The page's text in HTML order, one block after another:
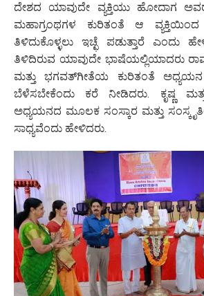
ದೇಶದ ಯಾವುದೇ ವ್ಯಕ್ತಿಯು ಹೋದಾಗ
ಮಹಾಗ್ರಂಥಗಳ ಕುರಿತಂತೆ ಆ
ತಿಳಿದುಕೊಳ್ಳಲು ಇಚ್ಛೆ ಪಡುತ್ತಾರೆ ಎಂದು
ತಿಳಿದಿರುವ ಯಾವುದೇ ಭಾಷೆಯಲ್ಲಿಯಾದರು
ಮತ್ತು ಭಗವತ್‌ಗೀತೆಯ ಕುರಿತಂತೆ ಅಧ್ಯಯನ
ಬೆಳೆಸಬೇಕೆಂದು ಕರೆ ನೀಡಿದರು. ಕೃಷ್ಣ
ಅಧ್ಯಯನದ ಮೂಲಕ ಸಂಸ್ಕಾರ ಮತ್ತು
ಸಾಧ್ಯವೆಂದು ಹೇಳಿದರು.